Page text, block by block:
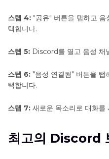
스텝 4: "공유" 버튼을 탭하고
택합니다.
스텝 5: Discord를 열고 음성 채
스텝 6: "음성 연결됨" 버튼을
택합니다.
스텝 7: 새로운 목소리로 대화를
최고의 Discord